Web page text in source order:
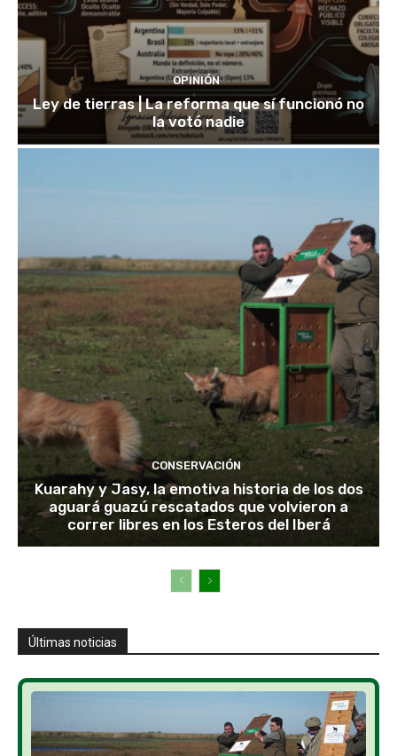
OPINIÓN
Ley de tierras | La reforma que sí funcionó no
la votó nadie
CONSERVACIÓN
Kuarahy y Jasy, la emotiva historia de los dos
aguará guazú rescatados que volvieron a
correr libres en los Esteros del Iberá
Últimas noticias